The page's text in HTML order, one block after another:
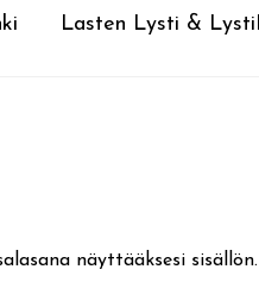
Lasten Lysti &
näyttääksesi sisällön.